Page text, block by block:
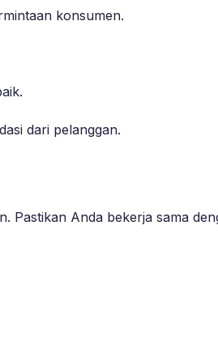
konsumen.
dari pelanggan.
Pastikan Anda bekerja sama